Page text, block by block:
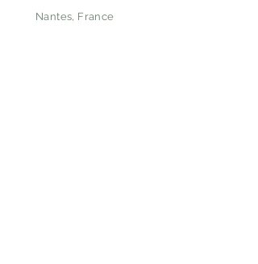
Nantes, France